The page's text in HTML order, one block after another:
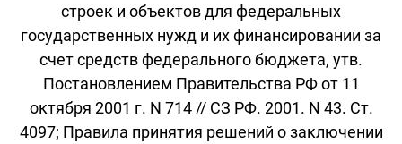
строек и объектов для федеральных
государственных нужд и их финансировании за
счет средств федерального бюджета, утв.
Постановлением Правительства РФ от 11
октября 2001 г. N 714 // СЗ РФ. 2001. N 43. Ст.
4097; Правила принятия решений о заключении